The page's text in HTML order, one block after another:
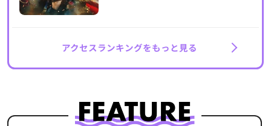
アクセスランキングをもっと見る